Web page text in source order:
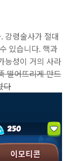
강령술사가 절대
있습니다. 핵과
능성이 거의 사라
떨어뜨리게 만드
다